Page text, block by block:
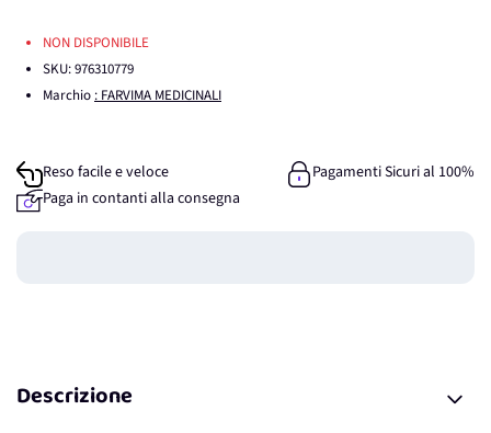
NON DISPONIBILE
SKU:976310779
Marchio : FARVIMA MEDICINALI
Reso facile e veloce
Pagamenti Sicuri al 100%
Paga in contanti alla consegna
Descrizione